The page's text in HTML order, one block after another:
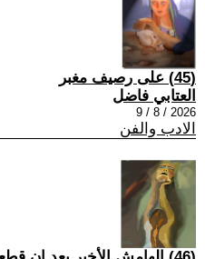
(45) على رصيف مغبر
العتابي فاضل
2026 / 8 / 9
الادب والفن